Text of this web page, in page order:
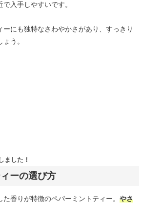
入手しやすいです。
ーにも独特なさわやかさがあり、すっきり
う。
ーの選び方
ました！
香りが特徴のペパーミントティー。 やさ